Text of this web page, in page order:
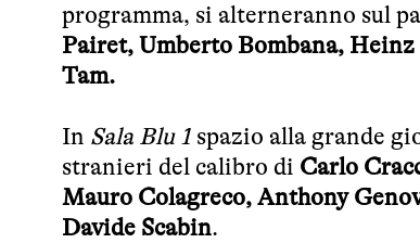
programma, si alterneranno sul
Pairet, Umberto Bombana,
Tam.
In Sala Blu 1 spazio alla grande
stranieri del calibro di Carlo
Mauro Colagreco, Anthony
Davide Scabin.